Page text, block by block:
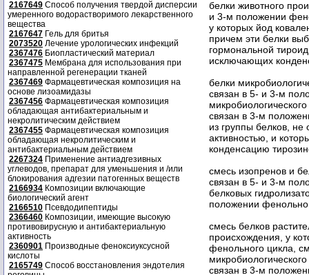
2167649 Способ получения твердой дисперсии
умеренного водорастворимого лекарственного
вещества
2167647 Гель для бритья
2073520 Лечение урологических инфекций
2367476 Биопластический материал
2367475 Мембрана для использования при
направленной регенерации тканей
2367469 Фармацевтическая композиция на
основе лизоамидазы
2367456 Фармацевтическая композиция
обладающая антибактериальным и
некролитическим действием
2367455 Фармацевтическая композиция
обладающая некролитическим и
антибактериальным действием
2267324 Применение антиадгезивных
углеводов, препарат для уменьшения и /или
блокирования адгезии патогенных веществ
2166934 Композиции включающие
биологический агент
2166510 Псевдодипептиды
2366460 Композиции, имеющие высокую
противовирусную и антибактериальную
активность
2360901 Производные феноксиуксусной
кислоты
2165749 Способ восстановления эндотелия
белки животного
и 3-м положении
у которых йод
причем эти белки
гормональной
исключающих
белки
связан в 5- и 3-м
связан в 3-м
из группы белков,
активностью, и
конденсацию
смесь изопренов и
связан в 5- и 3-м
белковых
положении
смесь белков
происхождения, у
фенольного цикла,
связан в 3-м